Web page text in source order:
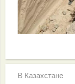
В Казахстане